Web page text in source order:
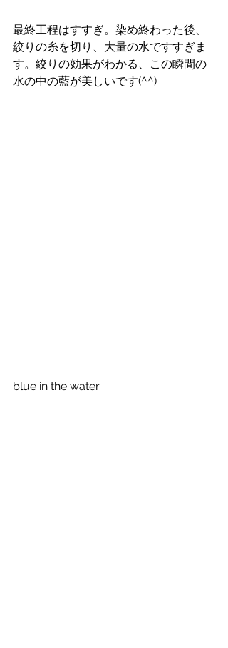
最終工程はすすぎ。染め終わった後、
絞りの糸を切り、大量の水ですすぎま
す。絞りの効果がわかる、この瞬間の
水の中の藍が美しいです(^^)
blue in the water